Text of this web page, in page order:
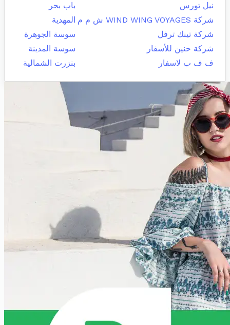
نيل تورس
باب بحر
شركة WIND WING VOYAGES ش م م
المهدية
شركة تينك ترفل
سوسة الجوهرة
شركة حنين للأسفار
سوسة المدينة
ف ف ب لاسفار
بنزرت الشمالية